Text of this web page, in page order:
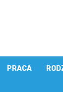
PRACA